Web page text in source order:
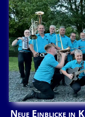
Neue Einblicke in